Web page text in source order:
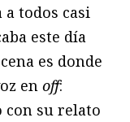
todos casi
este día
es donde
en off:
con su relato